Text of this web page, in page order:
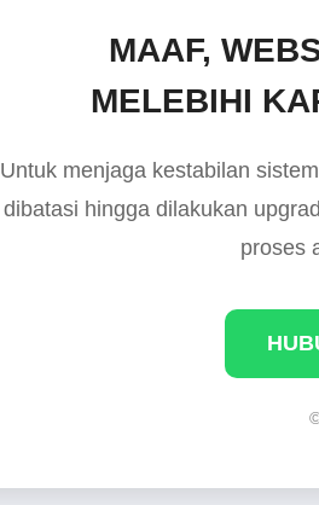
MAAF,
MELEBIHI
Untuk menjaga kestabilan
dibatasi hingga dilakukan
proses